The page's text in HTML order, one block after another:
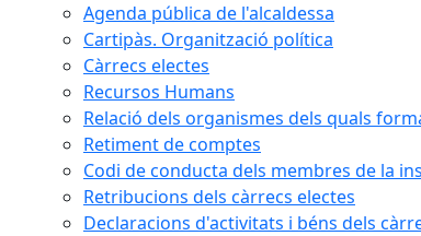
Agenda pública de l'alcaldessa
Cartipàs. Organització política
Càrrecs electes
Recursos Humans
Relació dels organismes dels quals
Retiment de comptes
Codi de conducta dels membres de la
Retribucions dels càrrecs electes
Declaracions d'activitats i béns dels